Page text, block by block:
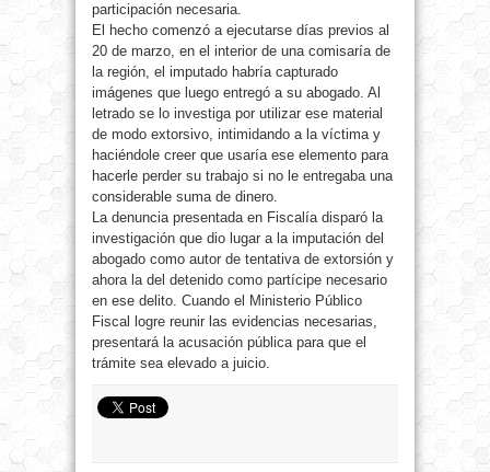
participación necesaria.
El hecho comenzó a ejecutarse días previos al
20 de marzo, en el interior de una comisaría de
la región, el imputado habría capturado
imágenes que luego entregó a su abogado. Al
letrado se lo investiga por utilizar ese material
de modo extorsivo, intimidando a la víctima y
haciéndole creer que usaría ese elemento para
hacerle perder su trabajo si no le entregaba una
considerable suma de dinero.
La denuncia presentada en Fiscalía disparó la
investigación que dio lugar a la imputación del
abogado como autor de tentativa de extorsión y
ahora la del detenido como partícipe necesario
en ese delito. Cuando el Ministerio Público
Fiscal logre reunir las evidencias necesarias,
presentará la acusación pública para que el
trámite sea elevado a juicio.